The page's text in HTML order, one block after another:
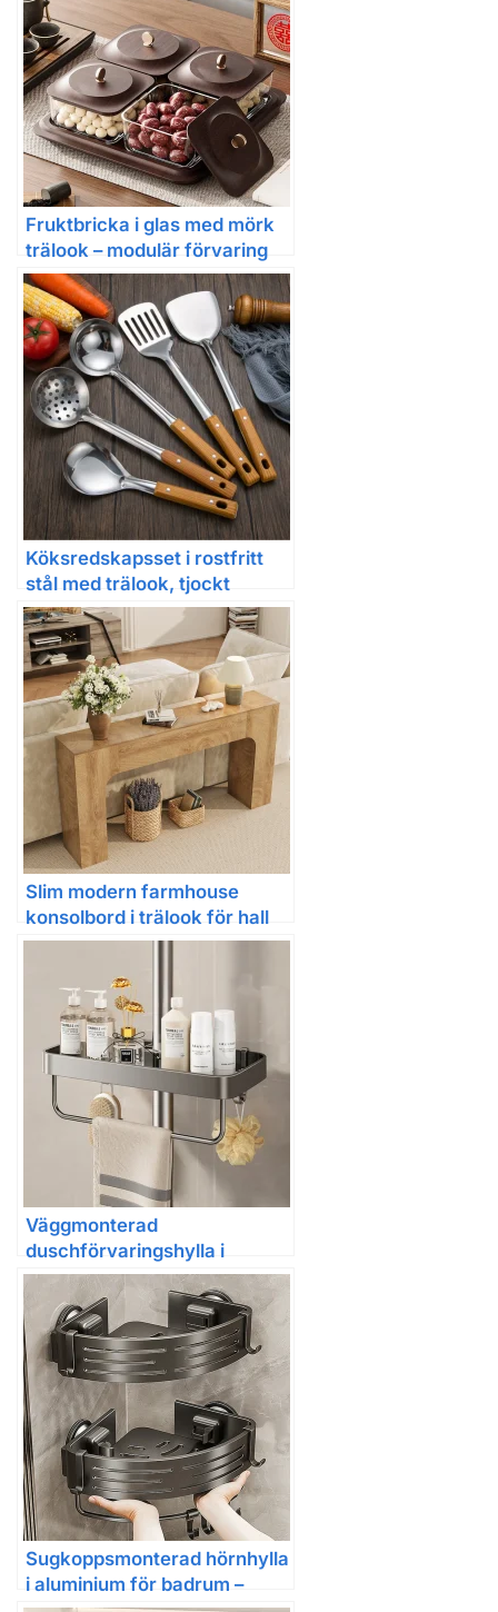
Fruktbricka i glas med mörk
trälook – modulär förvaring
för snacks
Köksredskapsset i rostfritt
stål med trälook, tjockt
utförande
Slim modern farmhouse
konsolbord i trälook för hall
och soffan
Väggmonterad
duschförvaringshylla i
aluminium – utan borrning,
med krokar
Sugkoppsmonterad hörnhylla
i aluminium för badrum –